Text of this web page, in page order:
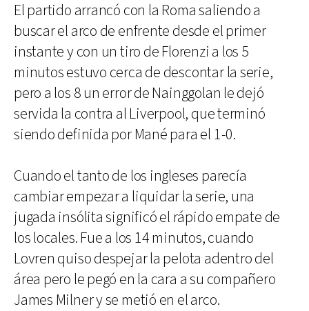
El partido arrancó con la Roma saliendo a
buscar el arco de enfrente desde el primer
instante y con un tiro de Florenzi a los 5
minutos estuvo cerca de descontar la serie,
pero a los 8 un error de Nainggolan le dejó
servida la contra al Liverpool, que terminó
siendo definida por Mané para el 1-0.
Cuando el tanto de los ingleses parecía
cambiar empezar a liquidar la serie, una
jugada insólita significó el rápido empate de
los locales. Fue a los 14 minutos, cuando
Lovren quiso despejar la pelota adentro del
área pero le pegó en la cara a su compañero
James Milner y se metió en el arco.